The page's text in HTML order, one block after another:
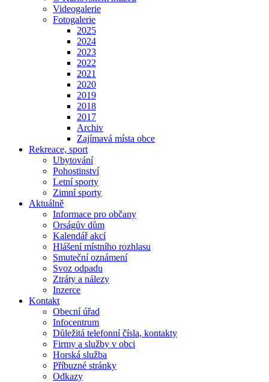
Videogalerie
Fotogalerie
2025
2024
2023
2022
2021
2020
2019
2018
2017
Archiv
Zajímavá místa obce
Rekreace, sport
Ubytování
Pohostinství
Letní sporty
Zimní sporty
Aktuálně
Informace pro občany
Orságův dům
Kalendář akcí
Hlášení místního rozhlasu
Smuteční oznámení
Svoz odpadu
Ztráty a nálezy
Inzerce
Kontakt
Obecní úřad
Infocentrum
Důležitá telefonní čísla, kontakty
Firmy a služby v obci
Horská služba
Příbuzné stránky
Odkazy